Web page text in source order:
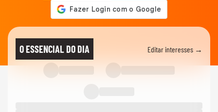
O ESSENCIAL DO DIA Editar interesses →